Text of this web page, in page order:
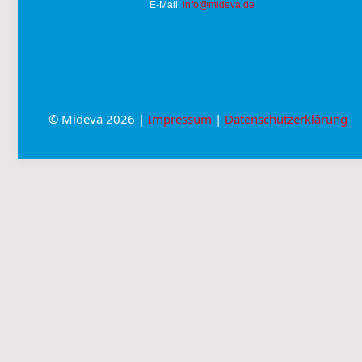
E-Mail: info@mideva.de
© Mideva 2026 | Impressum | Datenschutzerklärung